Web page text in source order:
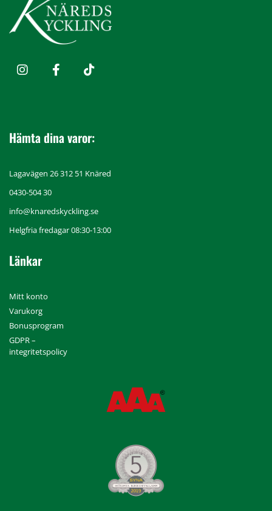
Hämta dina varor:
Lagavägen 26 312 51 Knäred
0430-504 30
info@knaredskyckling.se
Helgfria fredagar 08:30-13:00
Länkar
Mitt konto
Varukorg
Bonusprogram
GDPR –
integritetspolicy